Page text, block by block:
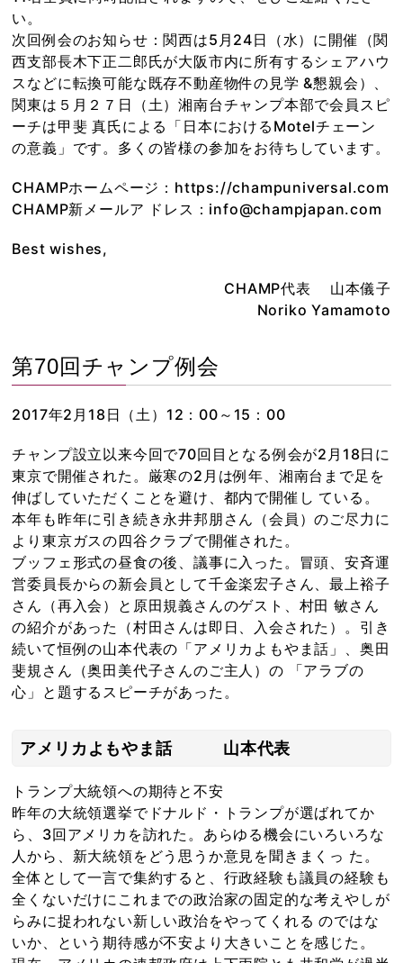
い。
次回例会のお知らせ：関西は5月24日（水）に開催（関
西支部長木下正二郎氏が大阪市内に所有するシェアハウ
スなどに転換可能な既存不動産物件の見学 &懇親会）、
関東は５月２７日（土）湘南台チャンプ本部で会員スピ
ーチは甲斐 真氏による「日本におけるMotelチェーン
の意義」です。多くの皆様の参加をお待ちしています。
CHAMPホームページ：https://champuniversal.com
CHAMP新メールア ドレス：info@champjapan.com
Best wishes,
CHAMP代表 山本儀子
Noriko Yamamoto
第70回チャンプ例会
2017年2月18日（土）12：00～15：00
チャンプ設立以来今回で70回目となる例会が2月18日に
東京で開催された。厳寒の2月は例年、湘南台まで足を
伸ばしていただくことを避け、都内で開催し ている。
本年も昨年に引き続き永井邦朋さん（会員）のご尽力に
より東京ガスの四谷クラブで開催された。
ブッフェ形式の昼食の後、議事に入った。冒頭、安斉運
営委員長からの新会員として千金楽宏子さん、最上裕子
さん（再入会）と原田規義さんのゲスト、村田 敏さん
の紹介があった（村田さんは即日、入会された）。引き
続いて恒例の山本代表の「アメリカよもやま話」、奥田
斐規さん（奥田美代子さんのご主人）の 「アラブの
心」と題するスピーチがあった。
アメリカよもやま話 山本代表
トランプ大統領への期待と不安
昨年の大統領選挙でドナルド・トランプが選ばれてか
ら、3回アメリカを訪れた。あらゆる機会にいろいろな
人から、新大統領をどう思うか意見を聞きまくっ た。
全体として一言で集約すると、行政経験も議員の経験も
全くないだけにこれまでの政治家の固定的な考えやしが
らみに捉われない新しい政治をやってくれる のではな
いか、という期待感が不安より大きいことを感じた。